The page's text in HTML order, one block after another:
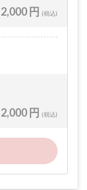
2,000 円 (税込)
2,000 円 (税込)